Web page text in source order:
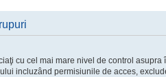
cu cel mai mare nivel de control asupra
incluzând permisiunile de acces,